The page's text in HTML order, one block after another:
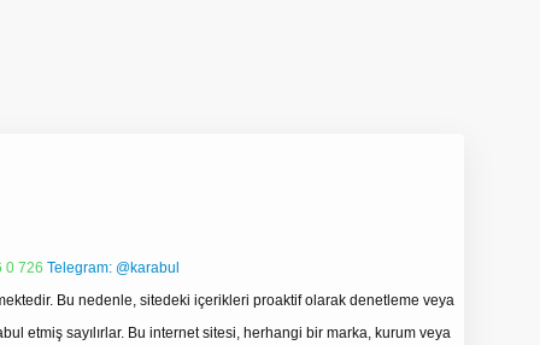
0 726 Telegram: @karabul
Bu nedenle, sitedeki içerikleri proaktif olarak denetleme veya
etmiş sayılırlar. Bu internet sitesi, herhangi bir marka, kurum veya